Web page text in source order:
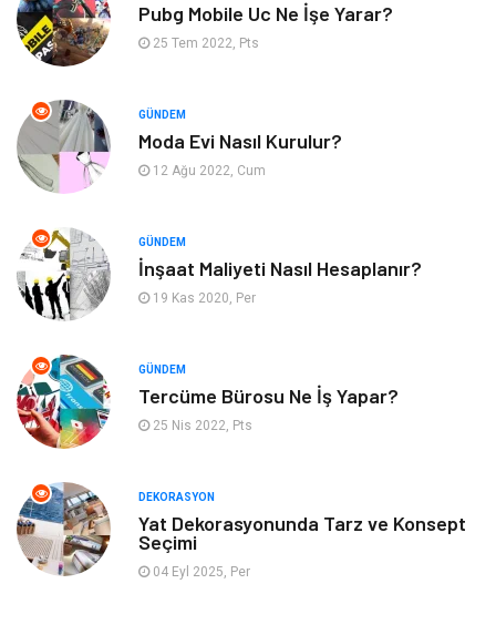
Alışveriş
Maden ve Metal
Güzellik & Bakım Tatil
Aksesuar Eğitim Kurumları
Hizmet
Mobilya
İnternet
Nakliyat
Hediyelik Eşya
Pubg Mobile Uc Ne İşe Yarar?
25 Tem 2022, Pts
GÜNDEM
Moda Evi Nasıl Kurulur?
12 Ağu 2022, Cum
GÜNDEM
İnşaat Maliyeti Nasıl Hesaplanır?
19 Kas 2020, Per
GÜNDEM
Tercüme Bürosu Ne İş Yapar?
25 Nis 2022, Pts
DEKORASYON
Yat Dekorasyonunda Tarz ve Konsept
Seçimi
04 Eyl 2025, Per